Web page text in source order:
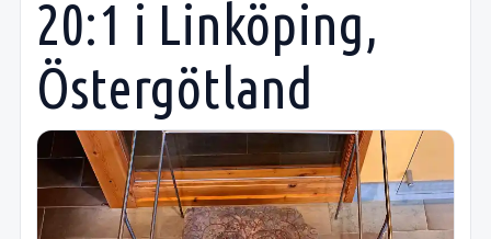
20:1 i Linköping,
Östergötland